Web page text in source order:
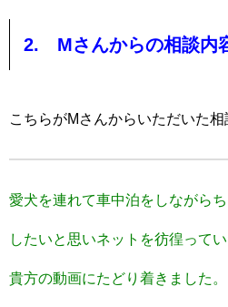
2. Mさんからの相談内
こちらがMさんからいただいた相
愛犬を連れて車中泊をしながら
したいと思いネットを彷徨ってい
貴方の動画にたどり着きました。